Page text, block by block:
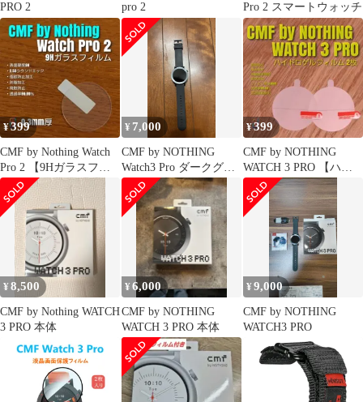
PRO 2
pro 2
Pro 2 スマートウォッチ
¥399
CMF by Nothing Watch
Pro 2 【9Hガラスフィ
ルム】いた
¥ 7,000
CMF by NOTHING
Watch3 Pro ダークグレ
ー
¥399
CMF by NOTHING
WATCH 3 PRO 【ハイ
ドロゲル 2枚】て
¥8,500
CMF by Nothing WATCH
3 PRO 本体
¥6,000
CMF by NOTHING
WATCH 3 PRO 本体
¥9,000
CMF by NOTHING
WATCH3 PRO